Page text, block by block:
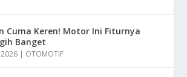
Cuma Keren! Motor Ini Fiturnya
Banget
| OTOMOTIF